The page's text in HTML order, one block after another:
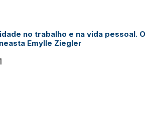
no trabalho e na vida pessoal. O
Emylle Ziegler